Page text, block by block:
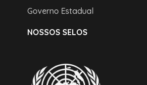
Governo Estadual
NOSSOS SELOS